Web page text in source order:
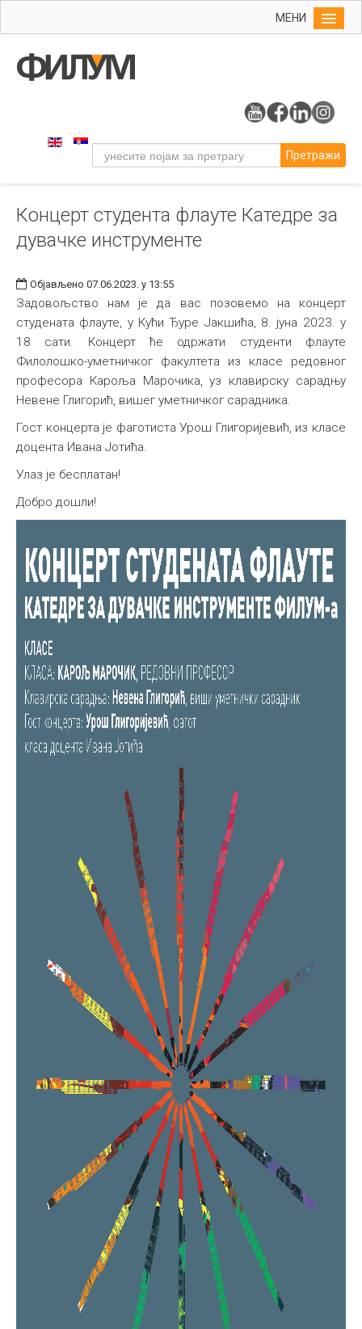
МЕНИ
Упис
Уметност
Музичка уметност
Примењена и ликовна уметност
Издаваштво
Библиотека
Студенти
Међународна
Претражи
Концерт студента флауте Катедре за
дувачке инструменте
Објављено 07.06.2023. у 13:55
Задовољство нам је да вас позовемо на концерт
студената флауте, у Кући Ђуре Јакшића, 8. јуна 2023. у
18 сати. Концерт ће одржати студенти флауте
Филолошко-уметничког факултета из класе редовног
професора Кароља Марочика, уз клавирску сарадњу
Невене Глигорић, вишег уметничког сарадника.
Гост концерта је фаготиста Урош Глигоријевић, из класе
доцента Ивана Јотића.
Улаз је бесплатан!
Добро дошли!